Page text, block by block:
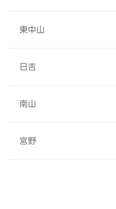
東中山
日吉
南山
宮野